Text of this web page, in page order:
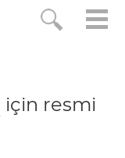
için resmi